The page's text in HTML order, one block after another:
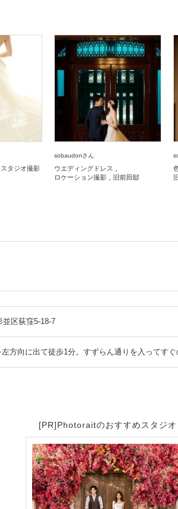
スタジオ撮影
sobaudonさん
ウエディングドレス
ロケーション撮影
旧前田邸
並区荻窪5-18-7
方向に出て徒歩1分。すずらん通りを入ってすぐ
[PR]Photoraitのおすすめスタジオ